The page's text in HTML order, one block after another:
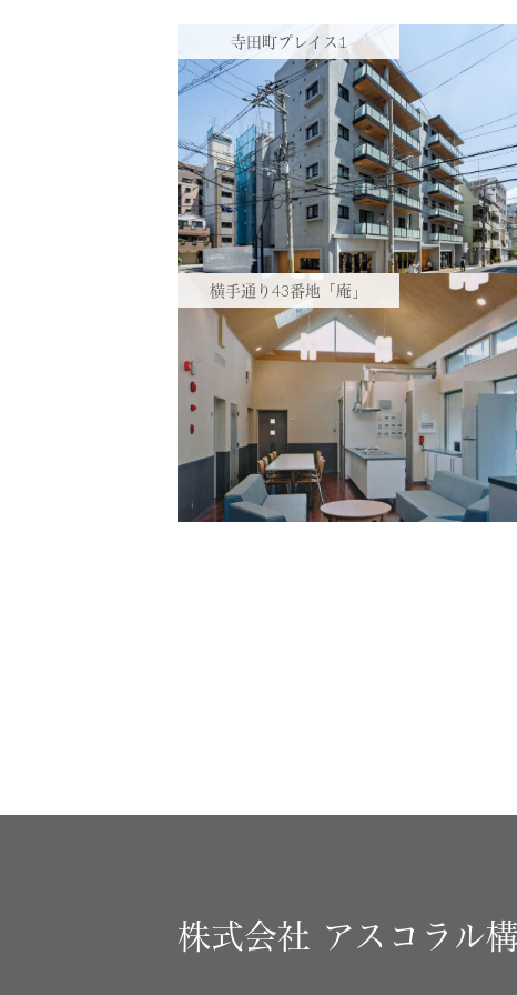
CONTACT お問い合わせ
寺田町プレイス1
横手通り43番地「庵」
株式会社 アスコラル